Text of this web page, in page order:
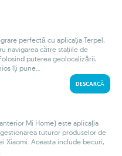
perfectă cu aplicația Terpel,
navigarea către stațiile de
puterea geolocalizării,
îți pune...
DESCARCĂ
Mi Home) este aplicația
tuturor produselor de
Xiaomi. Aceasta include becuri,